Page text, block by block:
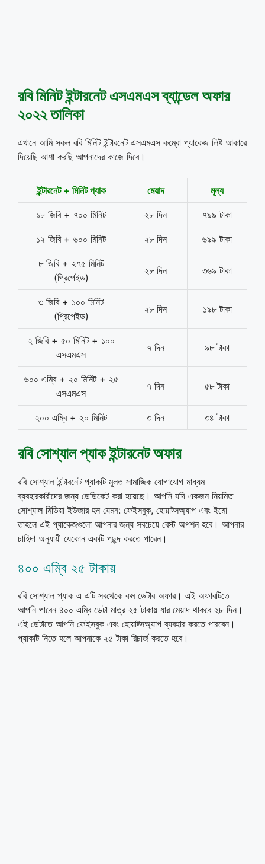
রবি মিনিট ইন্টারনেট এসএমএস ব্যান্ডেল অফার
২০২২ তালিকা
এখানে আমি সকল রবি মিনিট ইন্টারনেট এসএমএস কম্বো প্যাকেজ লিষ্ট আকারে
দিয়েছি আশা করছি আপনাদের কাজে দিবে।
ইন্টারনেট + মিনিটপ্যাক মেয়াদ মূল্য
১৮ জিবি + ৭০০ মিনিট ২৮ দিন ৭৯৯ টাকা
১২ জিবি + ৬০০ মিনিট ২৮ দিন ৬৯৯ টাকা
৮ জিবি + ২৭৫ মিনিট
(প্রিপেইড)
২৮ দিন ৩৬৯ টাকা
৩ জিবি + ১০০ মিনিট
(প্রিপেইড)
২৮ দিন ১৯৮ টাকা
২ জিবি + ৫০ মিনিট + ১০০
এসএমএস
৭ দিন ৯৮ টাকা
৬০০ এম্বি + ২০ মিনিট + ২৫
এসএমএস
৭ দিন ৫৮ টাকা
২০০ এম্বি + ২০ মিনিট ৩ দিন ৩৪ টাকা
রবি সোশ্যাল প্যাক ইন্টারনেট অফার
রবি সোশ্যাল ইন্টারনেট প্যাকটি মূলত সামাজিক যোগাযোগ মাধ্যম
ব্যবহারকারীদের জন্য ডেডিকেট করা হয়েছে। আপনি যদি একজন নিয়মিত
সোশ্যাল মিডিয়া ইউজার হন যেমন: ফেইসবুক, হোয়াট্সঅ্যাপ এবং ইমো
তাহলে এই প্যাকেজগুলো আপনার জন্য সবচেয়ে বেস্ট অপশন হবে। আপনার
চাহিদা অনুযায়ী যেকোন একটি পছন্দ করতে পারেন।
৪০০ এম্বি ২৫ টাকায়
রবি সোশ্যাল প্যাক এ এটি সবথেকে কম ডেটার অফার। এই অফারটিতে
আপনি পাবেন ৪০০ এম্বি ডেটা মাত্র ২৫ টাকায় যার মেয়াদ থাকবে ২৮ দিন।
এই ডেটাতে আপনি ফেইসবুক এবং হোয়াট্সঅ্যাপ ব্যবহার করতে পারবেন।
প্যাকটি নিতে হলে আপনাকে ২৫ টাকা রিচার্জ করতে হবে।